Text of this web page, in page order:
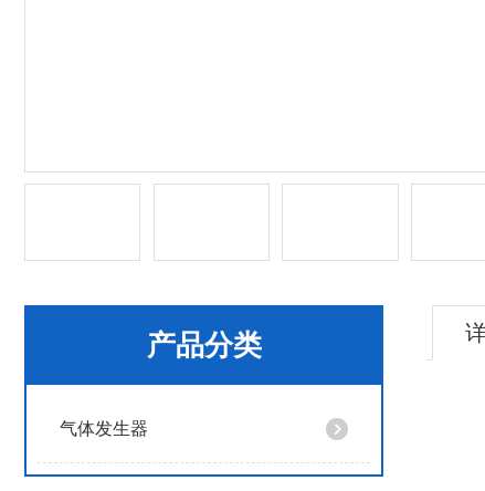
产品分类
气体发生器